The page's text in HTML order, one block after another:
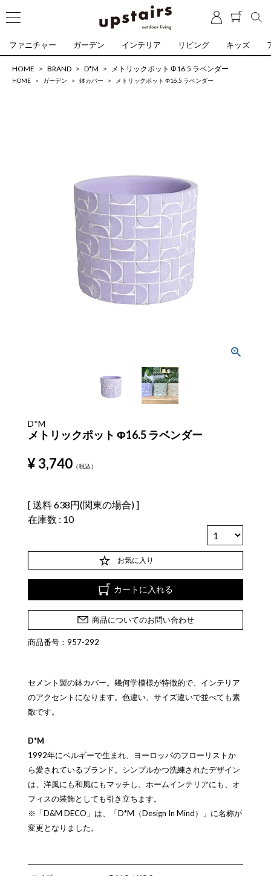
ファニチャー ガーデン インテリア リビング キッズ
HOME BRAND D*M メトリックポット Φ16.5 ラベンダー
HOME ガーデン 鉢カバー メトリックポット Φ16.5 ラベンダー
D*M
メトリックポット Φ16.5 ラベンダー
¥3,740 税込
送料638円(関東の場合)
在庫数
10
お気に入り
カートに入れる
商品についてのお問い合わせ
商品番号：957-292
セメント製の鉢カバー。幾何学模様が特徴的で、インテリア
のアクセントになります。色違い、サイズ違いで並べても素
敵です。
D*M
1992年にベルギーで生まれ、ヨーロッパのフローリストか
ら愛されているブランド。シンプルかつ洗練されたデザイン
は、洋風にも和風にもマッチし、ホームインテリアにも、オ
フィスの装飾としても引き立ちます。
※「D&M DECO」は、「D*M（Design In Mind）」に名称が
変更となりました。